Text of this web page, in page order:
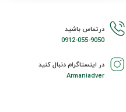
درتماس باشید
0912-055-9050
در اینستاگرام دنبال کنید
Armaniadver